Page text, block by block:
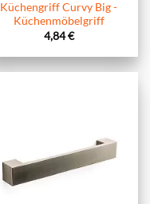
Küchengriff Curvy Big -
Küchenmöbelgriff
4,84€